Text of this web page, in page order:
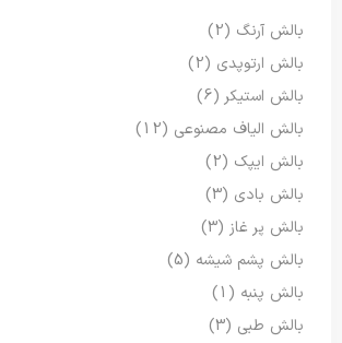
بالش آرنگ (2)
بالش ارتوپدی (2)
بالش استیکر (6)
بالش الیاف مصنوعی (12)
بالش ایپک (2)
بالش بادی (3)
بالش پر غاز (3)
بالش پشم شیشه (5)
بالش پنبه (1)
بالش طبی (3)